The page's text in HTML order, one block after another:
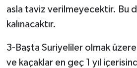
asla taviz verilmeyecektir. Bu
kalınacaktır.
3-Başta Suriyeliler olmak üzere
ve kaçaklar en geç 1 yıl